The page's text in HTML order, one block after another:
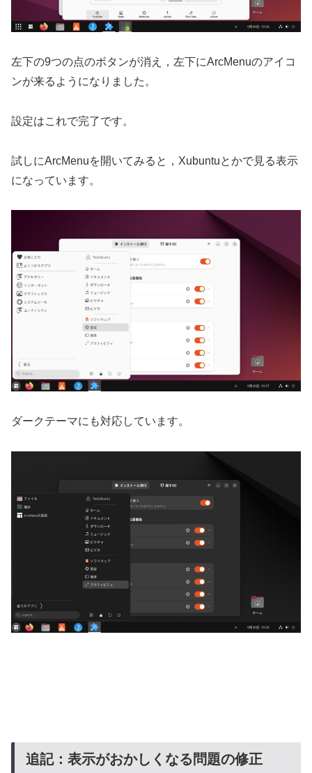
左下の9つの点のボタンが消え，左下にArcMenuのアイコ
ンが来るようになりました。
設定はこれで完了です。
試しにArcMenuを開いてみると，Xubuntuとかで見る表示
になっています。
ダークテーマにも対応しています。
追記：表示がおかしくなる問題の修正